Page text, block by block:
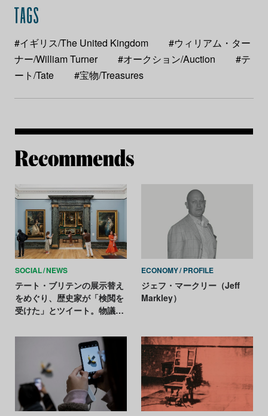
#イギリス/The United Kingdom
#ウィリアム・ター
ナー/William Turner
#オークション/Auction
#テ
ート/Tate
#宝物/Treasures
SOCIAL NEWS
テート・ブリテンの展示替え
をめぐり、歴史家が「検閲を
受けた」とツイート。物議を
ECONOMY PROFILE
ジェフ・マークリー（Jeff
Markley）